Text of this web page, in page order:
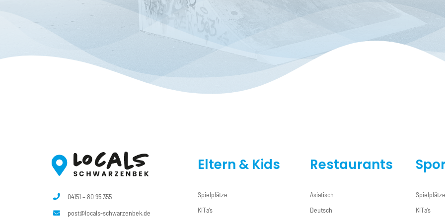
04151 – 80 95 355
post@locals-schwarzenbek.de
Eltern & Kids
Spielplätze
KiTa’s
Restaurants
Asiatisch
Deutsch
KiTa’s